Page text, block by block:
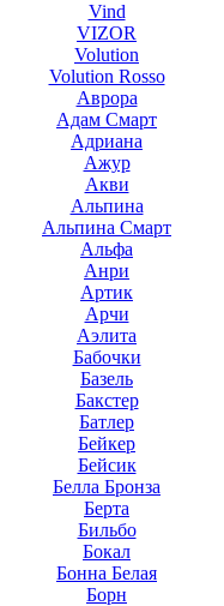
Vind
VIZOR
Volution
Volution Rosso
Аврора
Адам Смарт
Адриана
Ажур
Акви
Альпина
Альпина Смарт
Альфа
Анри
Артик
Арчи
Аэлита
Бабочки
Базель
Бакстер
Батлер
Бейкер
Бейсик
Белла Бронза
Берта
Бильбо
Бокал
Бонна Белая
Борн